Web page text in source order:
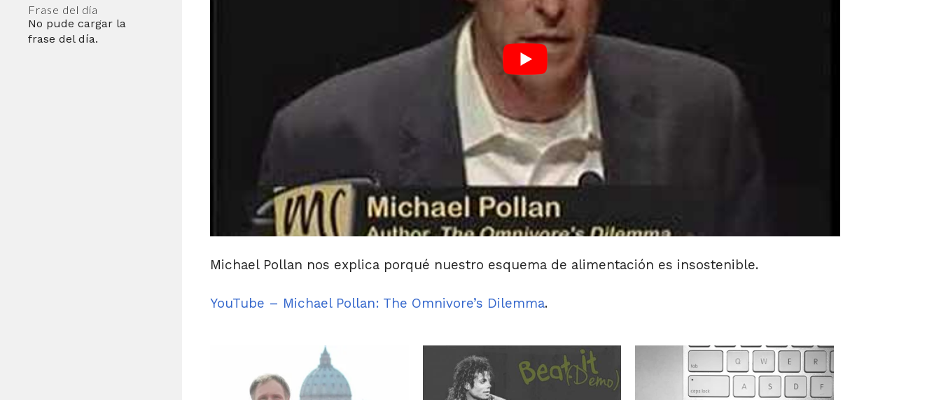
Frase del día
No pude cargar la
frase del día.
Michael Pollan nos explica porqué nuestro esquema de alimentación es insostenible.
YouTube – Michael Pollan: The Omnivore’s Dilemma.